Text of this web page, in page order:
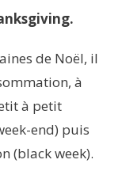
de Noël, il
à
à petit
end) puis
(black week).